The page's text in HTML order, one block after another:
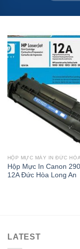
HỘP MỰC MÁY IN ĐỨC HÒA
Hộp Mực In Canon
12A Đức Hòa Long An
LATEST